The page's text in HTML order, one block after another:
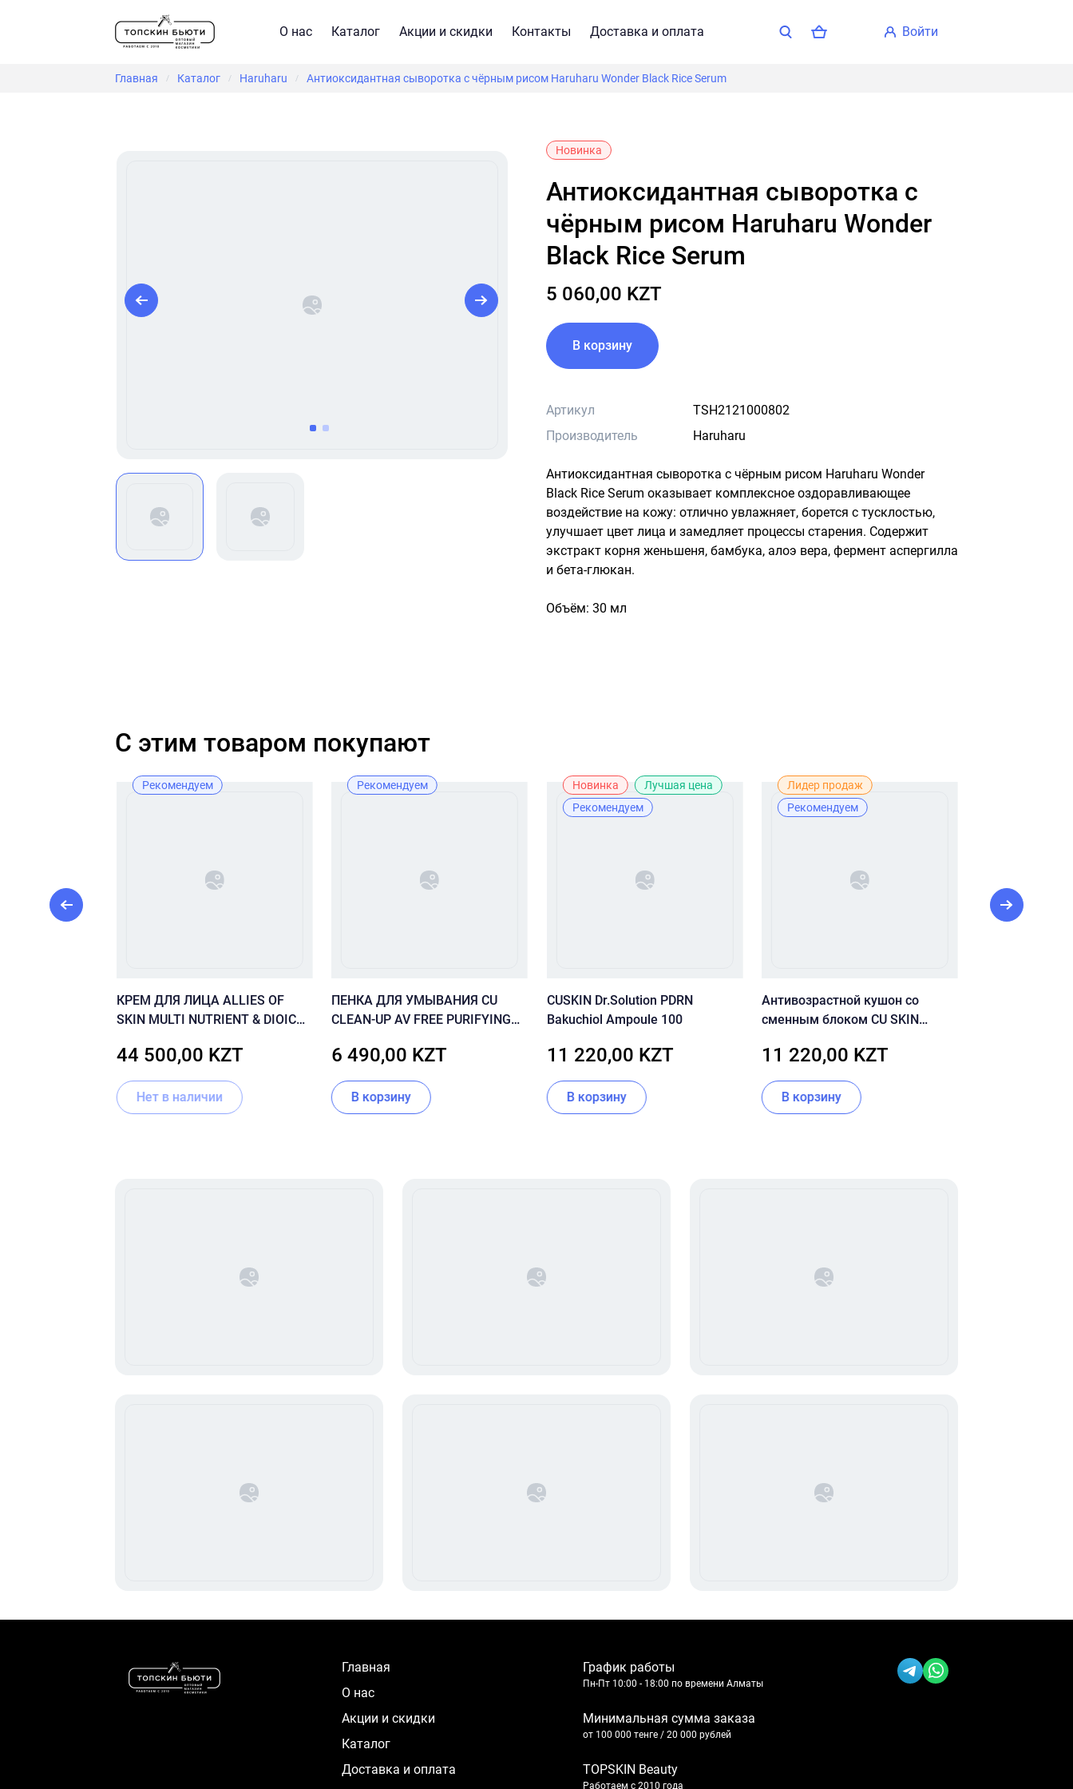
О нас Каталог Акции и скидки Контакты Доставка и оплата войти
Главная / Каталог / Haruharu / Антиоксидантная сыворотка с чёрным рисом Haruharu Wonder Black Rice Serum
itemitem
1
Новинка
Антиоксидантная сыворотка с
чёрным рисом Haruharu Wonder
Black Rice Serum
5 060,00 KZT
В корзину
Артикул
TSH2121000802
Производитель
Haruharu
Антиоксидантная сыворотка с чёрным рисом Haruharu Wonder
Black Rice Serum оказывает комплексное оздоравливающее
воздействие на кожу: отлично увлажняет, борется с тусклостью,
улучшает цвет лица и замедляет процессы старения. Содержит
экстракт корня женьшеня, бамбука, алоэ вера, фермент аспергилла
и бета-глюкан.
Объём: 30 мл
C этим товаром покупают
Рекомендуем
КРЕМ ДЛЯ ЛИЦА ALLIES OF
SKIN MULTI NUTRIENT & DIOIC
44 500,00 KZT
Нет в наличии
Рекомендуем
ПЕНКА ДЛЯ УМЫВАНИЯ CU
CLEAN-UP AV FREE PURIFYING
6 490,00 KZT
В корзину
Новинка
Лучшая цена
Рекомендуем
CUSKIN Dr.Solution PDRN
Bakuchiol Ampoule 100
11 220,00 KZT
В корзину
Лидер продаж
Рекомендуем
Антивозрастной кушон со
сменным блоком CU SKIN
PACT (SPF50+/PA+++) 21 тон
11 220,00 KZT
В корзину
Главная
О нас
Акции и скидки
Каталог
Доставка и оплата
График работы
Пн-Пт 10:00 - 18:00 по времени Алматы
Минимальная сумма заказа
от 100 000 тенге / 20 000 рублей
TOPSKIN Beauty
Работаем с 2010 года